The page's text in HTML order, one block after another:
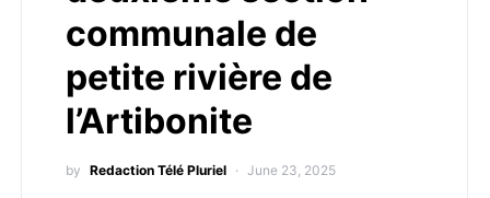
communale de
petite rivière de
l’Artibonite
by Redaction Télé Pluriel June 23, 2025